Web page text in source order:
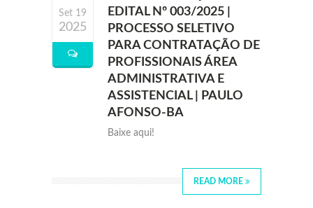
Set 19
2025
EDITAL Nº 003/2025 |
PROCESSO SELETIVO
PARA CONTRATAÇÃO DE
PROFISSIONAIS ÁREA
ADMINISTRATIVA E
ASSISTENCIAL | PAULO
AFONSO-BA
Baixe aqui!
READ MORE